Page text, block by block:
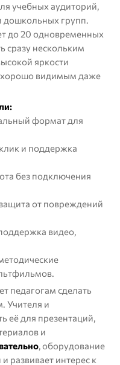
учебных аудиторий,
дошкольных групп.
до 20 одновременных
сразу нескольким
яркости
хорошо видимым даже
формат для
и поддержка
без подключения
от повреждений
видео,
педагогам сделать
Учителя и
её для презентаций,
и
, оборудование
развивает интерес к